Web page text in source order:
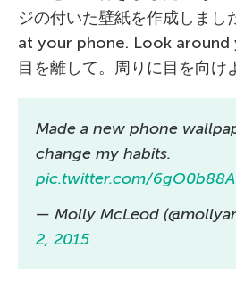
ジの付いた壁紙を作成しま
at your phone. Look around
目を離して。周りに目を向け
Made a new phone
change my habits.
pic.twitter.com/
— Molly McLeod
2, 2015